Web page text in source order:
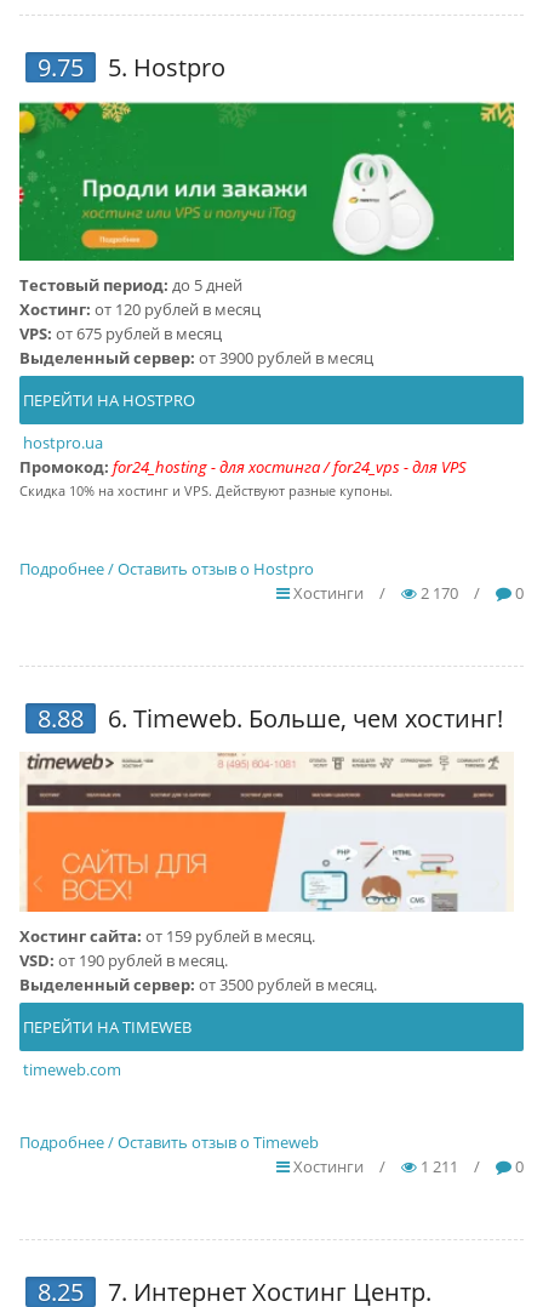
9.75 5. Hostpro
Тестовый период: до 5 дней
Хостинг: от 120 рублей в месяц
VPS: от 675 рублей в месяц
Выделенный сервер: от 3900 рублей в месяц
ПЕРЕЙТИ НА HOSTPRO
hostpro.ua
Промокод: for24_hosting - для хостинга / for24_vps - для VPS
Скидка 10% на хостинг и VPS. Действуют разные купоны.
Подробнее / Оставить отзыв о Hostpro
Хостинги
/ 2 170 / 0
8.88 6. Timeweb. Больше, чем хостинг!
Хостинг сайта: от 159 рублей в месяц.
VSD: от 190 рублей в месяц.
Выделенный сервер: от 3500 рублей в месяц.
ПЕРЕЙТИ НА TIMEWEB
timeweb.com
Подробнее / Оставить отзыв о Timeweb
Хостинги
/ 1 211 / 0
8.25 7. Интернет Хостинг Центр.